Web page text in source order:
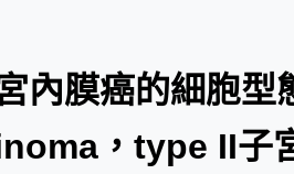
內膜癌的細胞
，type II子